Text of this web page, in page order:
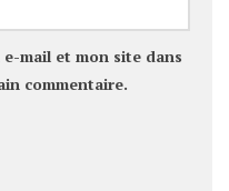
mail et mon site dans
commentaire.